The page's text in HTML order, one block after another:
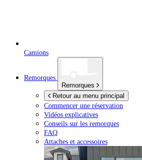
Camions
Remorques
Remorques
Retour au menu principal
Commencer une réservation
Vidéos explicatives
Conseils sur les remorques
FAQ
Attaches et accessoires